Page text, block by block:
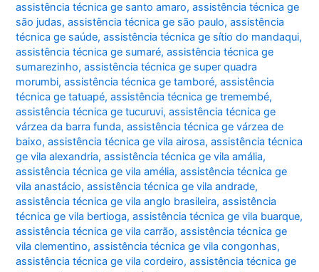
assistência técnica ge santo amaro,assistência técnica ge
são judas,assistência técnica ge são paulo,assistência
técnica ge saúde,assistência técnica ge sítio do mandaqui,
assistência técnica ge sumaré,assistência técnica ge
sumarezinho,assistência técnica ge super quadra
morumbi,assistência técnica ge tamboré,assistência
técnica ge tatuapé,assistência técnica ge tremembé,
assistência técnica ge tucuruvi,assistência técnica ge
várzea da barra funda,assistência técnica ge várzea de
baixo,assistência técnica ge vila airosa,assistência técnica
ge vila alexandria,assistência técnica ge vila amália,
assistência técnica ge vila amélia,assistência técnica ge
vila anastácio,assistência técnica ge vila andrade,
assistência técnica ge vila anglo brasileira,assistência
técnica ge vila bertioga,assistência técnica ge vila buarque,
assistência técnica ge vila carrão,assistência técnica ge
vila clementino,assistência técnica ge vila congonhas,
assistência técnica ge vila cordeiro,assistência técnica ge